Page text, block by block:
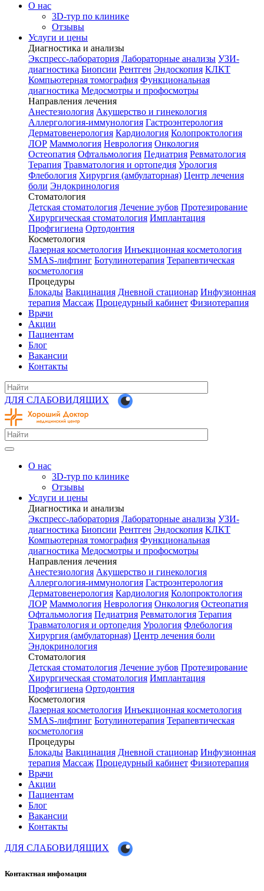
О нас
3D-тур по клинике
Отзывы
Услуги и цены
Диагностика и анализы
Экспресс-лаборатория Лабораторные анализы УЗИ-
диагностика Биопсии Рентген Эндоскопия КЛКТ
Компьютерная томография Функциональная
диагностика Медосмотры и профосмотры
Направления лечения
Анестезиология Акушерство и гинекология
Аллергология-иммунология Гастроэнтерология
Дерматовенерология Кардиология Колопроктология
ЛОР Маммология Неврология Онкология
Остеопатия Офтальмология Педиатрия Ревматология
Терапия Травматология и ортопедия Урология
Флебология Хирургия (амбулаторная) Центр лечения
боли Эндокринология
Стоматология
Детская стоматология Лечение зубов Протезирование
Хирургическая стоматология Имплантация
Профгигиена Ортодонтия
Косметология
Лазерная косметология Инъекционная косметология
SMAS-лифтинг Ботулинотерапия Терапевтическая
косметология
Процедуры
Блокады Вакцинация Дневной стационар Инфузионная
терапия Массаж Процедурный кабинет Физиотерапия
Врачи
Акции
Пациентам
Блог
Вакансии
Контакты
ДЛЯ СЛАБОВИДЯЩИХ
О нас
3D-тур по клинике
Отзывы
Услуги и цены
Диагностика и анализы
Экспресс-лаборатория Лабораторные анализы УЗИ-
диагностика Биопсии Рентген Эндоскопия КЛКТ
Компьютерная томография Функциональная
диагностика Медосмотры и профосмотры
Направления лечения
Анестезиология Акушерство и гинекология
Аллергология-иммунология Гастроэнтерология
Дерматовенерология Кардиология Колопроктология
ЛОР Маммология Неврология Онкология Остеопатия
Офтальмология Педиатрия Ревматология Терапия
Травматология и ортопедия Урология Флебология
Хирургия (амбулаторная) Центр лечения боли
Эндокринология
Стоматология
Детская стоматология Лечение зубов Протезирование
Хирургическая стоматология Имплантация
Профгигиена Ортодонтия
Косметология
Лазерная косметология Инъекционная косметология
SMAS-лифтинг Ботулинотерапия Терапевтическая
косметология
Процедуры
Блокады Вакцинация Дневной стационар Инфузионная
терапия Массаж Процедурный кабинет Физиотерапия
Врачи
Акции
Пациентам
Блог
Вакансии
Контакты
ДЛЯ СЛАБОВИДЯЩИХ
Контактная инфомация